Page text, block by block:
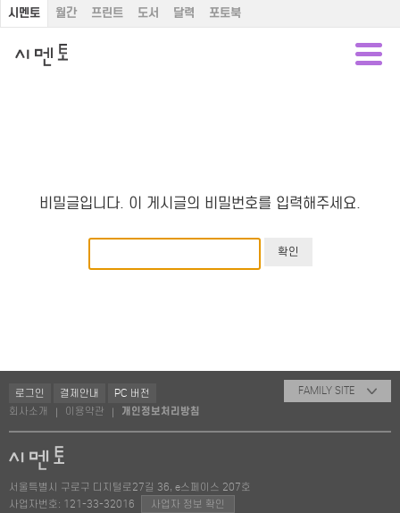
시멘토 월간 프린트 도서 달력 포토북
비밀글입니다. 이 게시글의 비밀번호를 입력해주세요.
로그인 결제안내
PC 버전
회사소개
이용약관 개인정보처리방침
FAMILY SITE
서울특별시 구로구 디지털로27길 36, e스페이스 207호
사업자번호: 121-33-32016
사업자 정보 확인